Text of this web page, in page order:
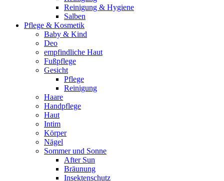
Reinigung & Hygiene
Salben
Pflege & Kosmetik
Baby & Kind
Deo
empfindliche Haut
Fußpflege
Gesicht
Pflege
Reinigung
Haare
Handpflege
Haut
Intim
Körper
Nägel
Sommer und Sonne
After Sun
Bräunung
Insektenschutz